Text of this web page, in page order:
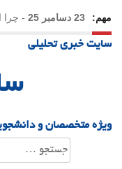
مهم: 23 دسامبر 25 - چرا
21 دسامبر 25
سایت خبری تحلیلی
ویژه متخصصان و
جستجو
برای: